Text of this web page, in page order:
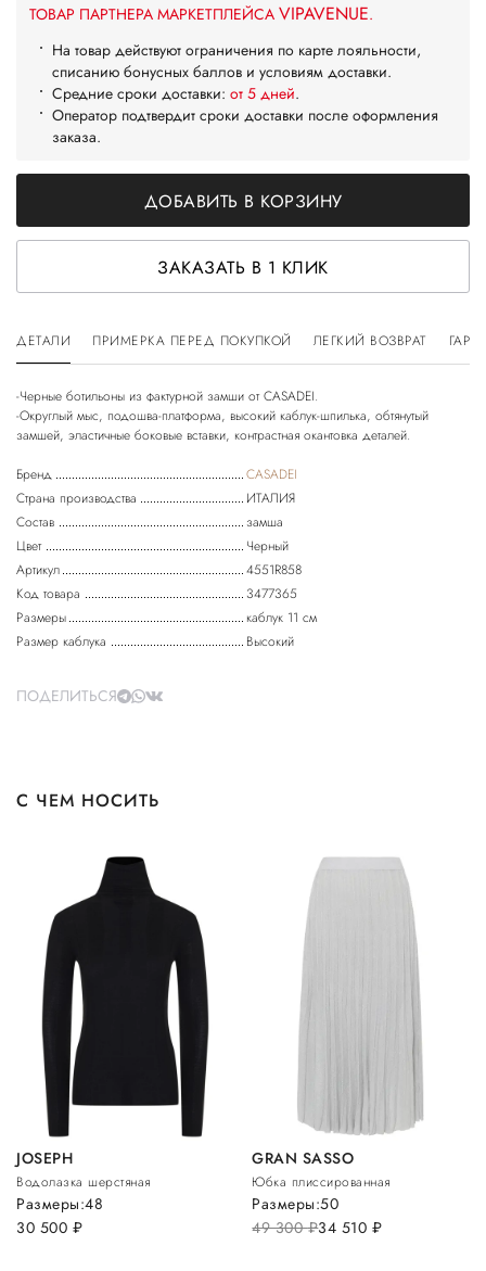
ТОВАР ПАРТНЕРА МАРКЕТПЛЕЙСА VIPAVENUE.
На товар действуют ограничения по карте лояльности,
списанию бонусных баллов и условиям доставки.
Средние сроки доставки: от 5 дней.
Оператор подтвердит сроки доставки после оформления
заказа.
ДОБАВИТЬ В КОРЗИНУ
ЗАКАЗАТЬ В 1 КЛИК
ДЕТАЛИ ПРИМЕРКА ПЕРЕД ПОКУПКОЙ ЛЕГКИЙ ВОЗВРАТ
-Черные ботильоны из фактурной замши от CASADEI.
-Округлый мыс, подошва-платформа, высокий каблук-шпилька, обтянутый
Бренд
CASADEI
Страна производства
ИТАЛИЯ
Состав
замша
Цвет
Черный
Артикул
4551R858
Код товара
3477365
Размеры
каблук 11 см
Размер каблука
Высокий
ПОДЕЛИТЬСЯ
С ЧЕМ НОСИТЬ
JOSEPH
Водолазка шерстяная
30 500 руб.
Размеры:48
GRAN SASSO
Юбка плиссированная
49 300руб.34 510 руб.
Размеры:50